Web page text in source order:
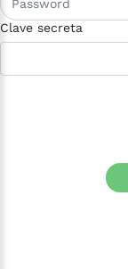
Clave secreta